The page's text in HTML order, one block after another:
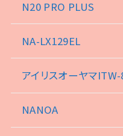
N20 PRO PLUS
NA-LX129EL
アイリスオーヤマ
NANOA